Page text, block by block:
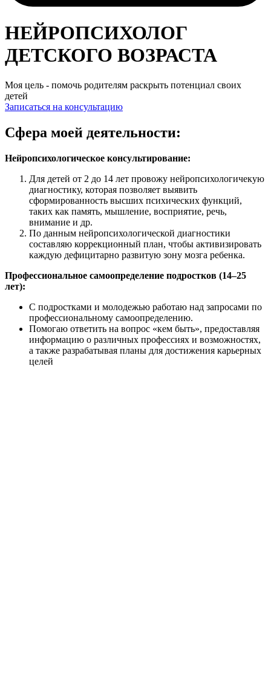
НЕЙРОПСИХОЛОГ
ДЕТСКОГО ВОЗРАСТА
Моя цель - помочь родителям раскрыть потенциал своих
детей
Записаться на консультацию
Сфера моей деятельности:
Нейропсихологическое консультирование:
Для детей от 2 до 14 лет провожу нейропсихологичекую
диагностику, которая позволяет выявить
сформированность высших психических функций,
таких как память, мышление, восприятие, речь,
внимание и др.
По данным нейропсихологической диагностики
составляю коррекционный план, чтобы активизировать
каждую дефицитарно развитую зону мозга ребенка.
Профессиональное самоопределение подростков (14–25
лет):
С подростками и молодежью работаю над запросами по
профессиональному самоопределению.
Помогаю ответить на вопрос «кем быть», предоставляя
информацию о различных профессиях и возможностях,
а также разрабатывая планы для достижения карьерных
целей